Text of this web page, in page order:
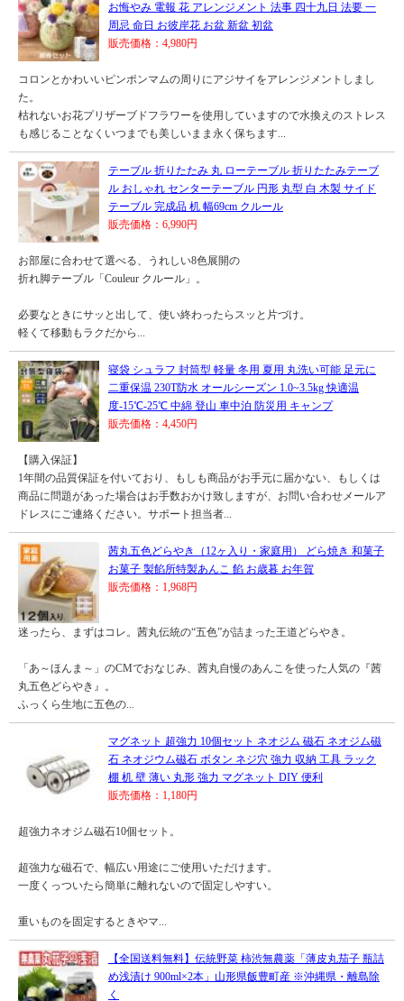
お悔やみ 電報 花 アレンジメント 法事 四十九日 法要 一
周忌 命日 お彼岸花 お盆 新盆 初盆
販売価格：4,980円
コロンとかわいいピンポンマムの周りにアジサイをアレンジメントしまし
た。
枯れないお花プリザーブドフラワーを使用していますので水換えのストレス
も感じることなくいつまでも美しいまま永く保ちます...
テーブル 折りたたみ 丸 ローテーブル 折りたたみテーブ
ル おしゃれ センターテーブル 円形 丸型 白 木製 サイド
テーブル 完成品 机 幅69cm クルール
販売価格：6,990円
お部屋に合わせて選べる、うれしい8色展開の
折れ脚テーブル「Couleur クルール」。
必要なときにサッと出して、使い終わったらスッと片づけ。
軽くて移動もラクだから...
寝袋 シュラフ 封筒型 軽量 冬用 夏用 丸洗い可能 足元に
二重保温 230T防水 オールシーズン 1.0~3.5kg 快適温
度-15℃-25℃ 中綿 登山 車中泊 防災用 キャンプ
販売価格：4,450円
【購入保証】
1年間の品質保証を付いており、もしも商品がお手元に届かない、もしくは
商品に問題があった場合はお手数おかけ致しますが、お問い合わせメールア
ドレスにご連絡ください。サポート担当者...
茜丸五色どらやき（12ヶ入り・家庭用） どら焼き 和菓子
お菓子 製餡所特製あんこ 餡 お歳暮 お年賀
販売価格：1,968円
迷ったら、まずはコレ。茜丸伝統の“五色”が詰まった王道どらやき。
「あ～ほんま～」のCMでおなじみ、茜丸自慢のあんこを使った人気の『茜
丸五色どらやき』。
ふっくら生地に五色の...
マグネット 超強力 10個セット ネオジム 磁石 ネオジム磁
石 ネオジウム磁石 ボタン ネジ穴 強力 収納 工具 ラック
棚 机 壁 薄い 丸形 強力 マグネット DIY 便利
販売価格：1,180円
超強力ネオジム磁石10個セット。
超強力な磁石で、幅広い用途にご使用いただけます。
一度くっついたら簡単に離れないので固定しやすい。
重いものを固定するときやマ...
【全国送料無料】伝統野菜 柿渋無農薬「薄皮丸茄子 瓶詰
め浅漬け 900ml×2本」山形県飯豊町産 ※沖縄県・離島除
く